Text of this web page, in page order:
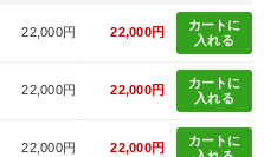
22,000円 22,000円
カートに
入れる
22,000円 22,000円
カートに
入れる
22,000円 22,000円
カートに